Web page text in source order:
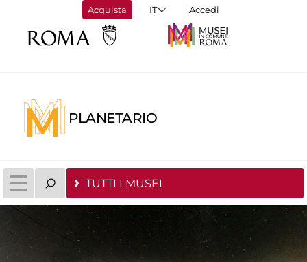
Acquista Accedi
PLANETARIO
TUTTI I MUSEI